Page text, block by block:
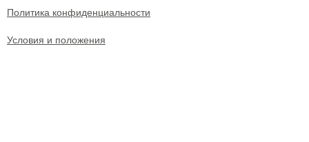
Политика конфиденциальности
Условия и положения